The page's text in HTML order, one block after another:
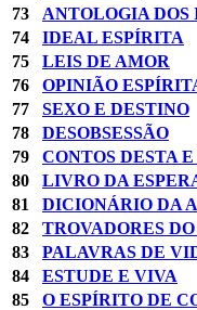
73
ANTOLOGIA DOS
74
IDEAL ESPÍRITA
75
LEIS DE AMOR
76
OPINIÃO
77
SEXO E DESTINO
78
DESOBSESSÃO
79
CONTOS DESTA
80
LIVRO DA
81
DICIONÁRIO DA
82
TROVADORES
83
PALAVRAS DE
84
ESTUDE E VIVA
85
O ESPÍRITO DE